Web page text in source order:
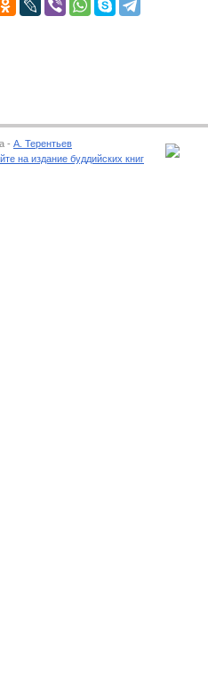
- А. Терентьев
на издание буддийских книг